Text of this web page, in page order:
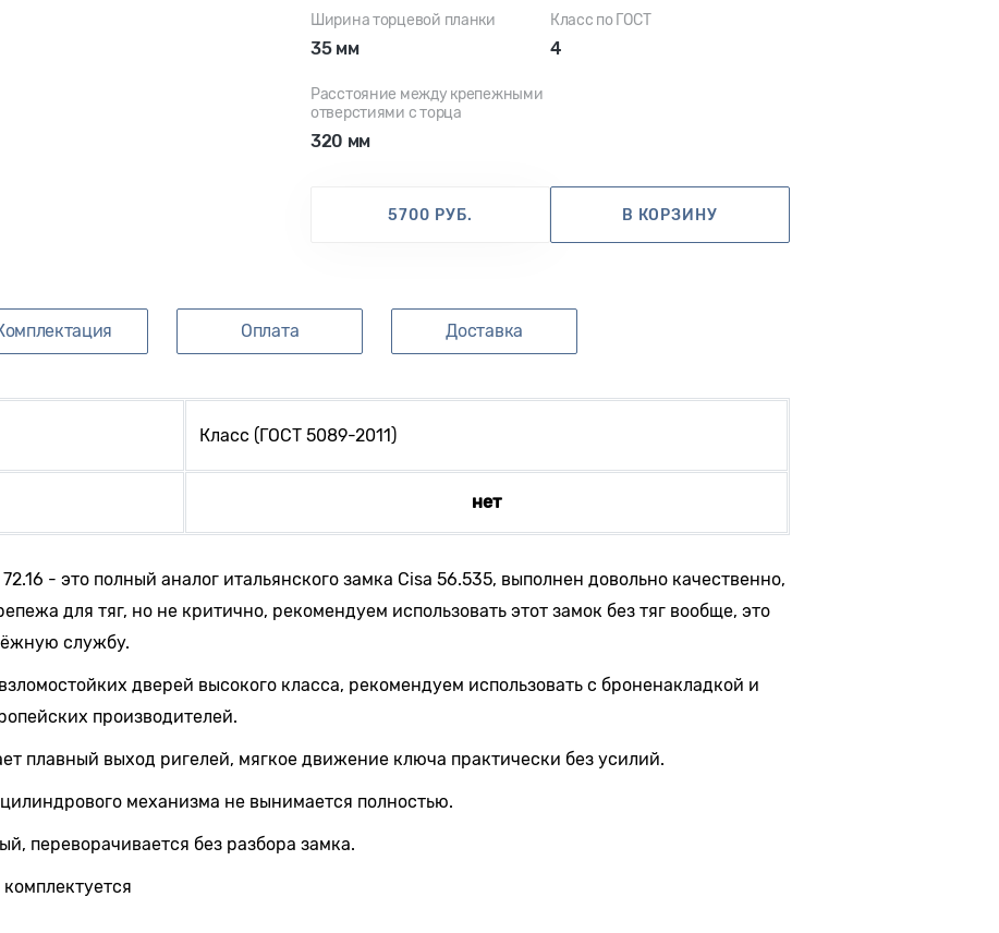
Ширина торцевой планки
35 мм
Класс по ГОСТ
4
Расстояние между крепежными
отверстиями с торца
320 мм
5700 РУБ. В КОРЗИНУ
Оплата Доставка
Класс (ГОСТ 5089-2011)
нет
- это полный аналог итальянского замка Cisa 56.535, выполнен довольно качественно,
для тяг, но не критично, рекомендуем использовать этот замок без тяг вообще, это
службу.
дверей высокого класса, рекомендуем использовать с броненакладкой и
производителей.
плавный выход ригелей, мягкое движение ключа практически без усилий.
механизма не вынимается полностью.
переворачивается без разбора замка.